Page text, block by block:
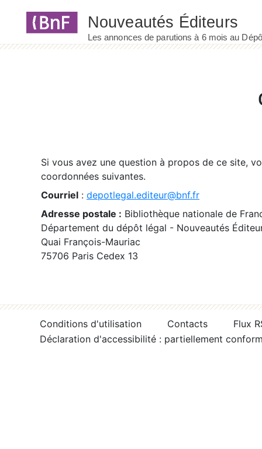
Si vous avez une question à propos de ce site,
coordonnées suivantes.
Courriel : depotlegal.editeur@bnf.fr
Adresse postale : Bibliothèque nationale de
Département du dépôt légal - Nouveautés
Quai François-Mauriac
75706 Paris Cedex 13
Conditions d'utilisation Contacts
Flux
Déclaration d'accessibilité : partiellement